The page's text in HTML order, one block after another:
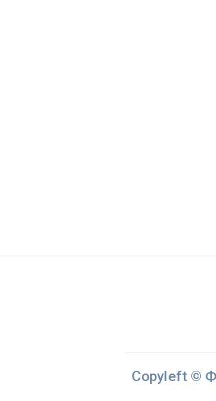
Copyleft ©